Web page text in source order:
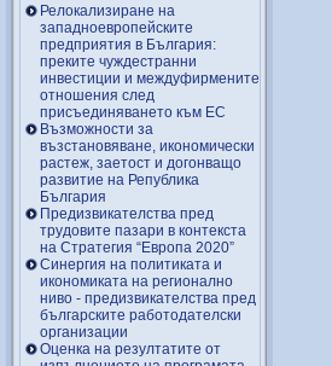
Релокализиране на
западноевропейските
предприятия в България:
преките чуждестранни
инвестиции и междуфирмените
отношения след
присъединяването към ЕС
Възможности за
възстановяване, икономически
растеж, заетост и догонващо
развитие на Република
България
Предизвикателства пред
трудовите пазари в контекста
на Стратегия “Европа 2020”
Синергия на политиката и
икономиката на регионално
ниво - предизвикателства пред
българските работодателски
организации
Оценка на резултатите от